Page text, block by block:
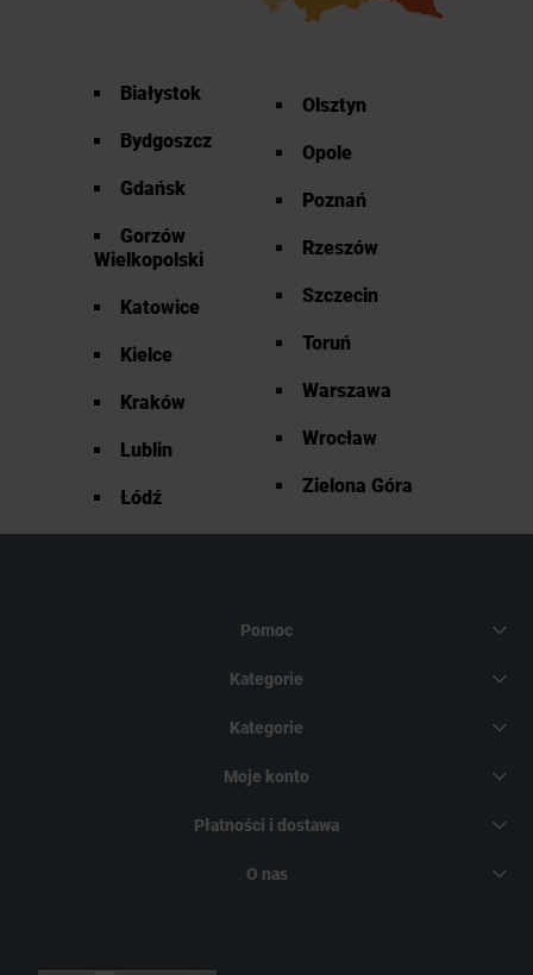
Białystok
Bydgoszcz
Gdańsk
Gorzów
Wielkopolski
Katowice
Kielce
Kraków
Lublin
Łódź
Olsztyn
Opole
Poznań
Rzeszów
Szczecin
Toruń
Warszawa
Wrocław
Zielona Góra
Pomoc
Kategorie
Kategorie
Moje konto
Płatności i dostawa
O nas